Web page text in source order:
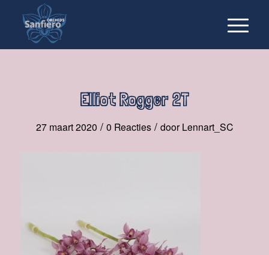
Elliot Rogger 2T
27 maart 2020 / 0 Reacties / door Lennart_SC